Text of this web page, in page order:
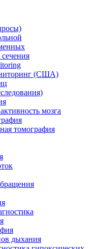
(США)
мозга
томография
дыхания